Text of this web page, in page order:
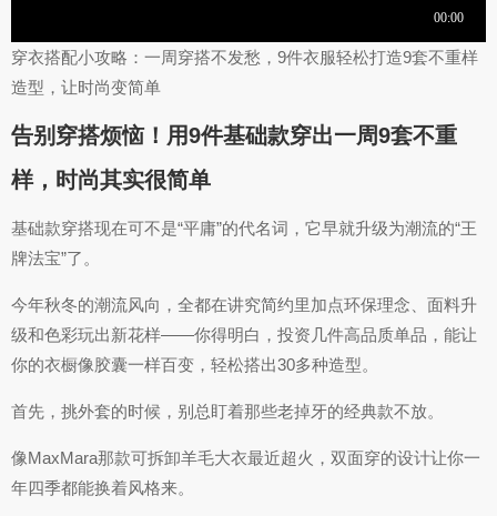
穿衣搭配小攻略：一周穿搭不发愁，9件衣服轻松打造9套不重样
造型，让时尚变简单
告别穿搭烦恼！用9件基础款穿出一周9套不重
样，时尚其实很简单
基础款穿搭现在可不是“平庸”的代名词，它早就升级为潮流的“王
牌法宝”了。
今年秋冬的潮流风向，全都在讲究简约里加点环保理念、面料升
级和色彩玩出新花样——你得明白，投资几件高品质单品，能让
你的衣橱像胶囊一样百变，轻松搭出30多种造型。
首先，挑外套的时候，别总盯着那些老掉牙的经典款不放。
像MaxMara那款可拆卸羊毛大衣最近超火，双面穿的设计让你一
年四季都能换着风格来。